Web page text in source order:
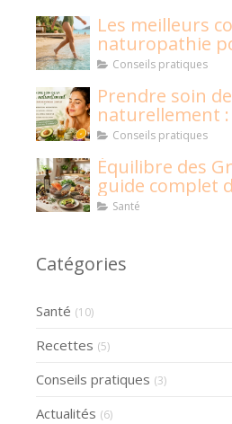
Les meilleurs
naturopathie
pleine santé !
Conseils pratiques
Prendre soin
naturellement
naturopathique
Conseils pratiques
Équilibre des
guide complet
9 et graisses
Santé
Catégories
Santé (10)
Recettes (5)
Conseils pratiques (3)
Actualités (6)